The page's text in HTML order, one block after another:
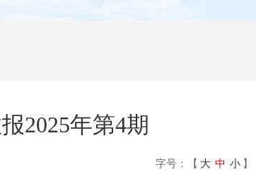
2025年第4期
字号：【 大 中 小 】